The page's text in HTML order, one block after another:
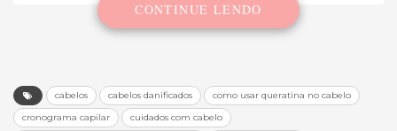
CONTINUE LENDO
cabelos cabelos danificados
como usar queratina no cabelo
cronograma capilar
cuidados com cabelo